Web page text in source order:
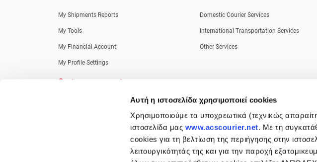
Αυτή η ιστοσελίδα χρησιμοποιεί cookies
Χρησιμοποιούμε τα υποχρεωτικά (τεχνικώς
ιστοσελίδα μας www.acscourier.net. Με τη
cookies για τη βελτίωση της περιήγησης στην
λειτουργικότητάς της και για την παροχή
My Shipments Reports
My Tools
My Financial Account
My Profile Settings
Domestic Courier Services
International Transportation Services
Other Services
Customer support